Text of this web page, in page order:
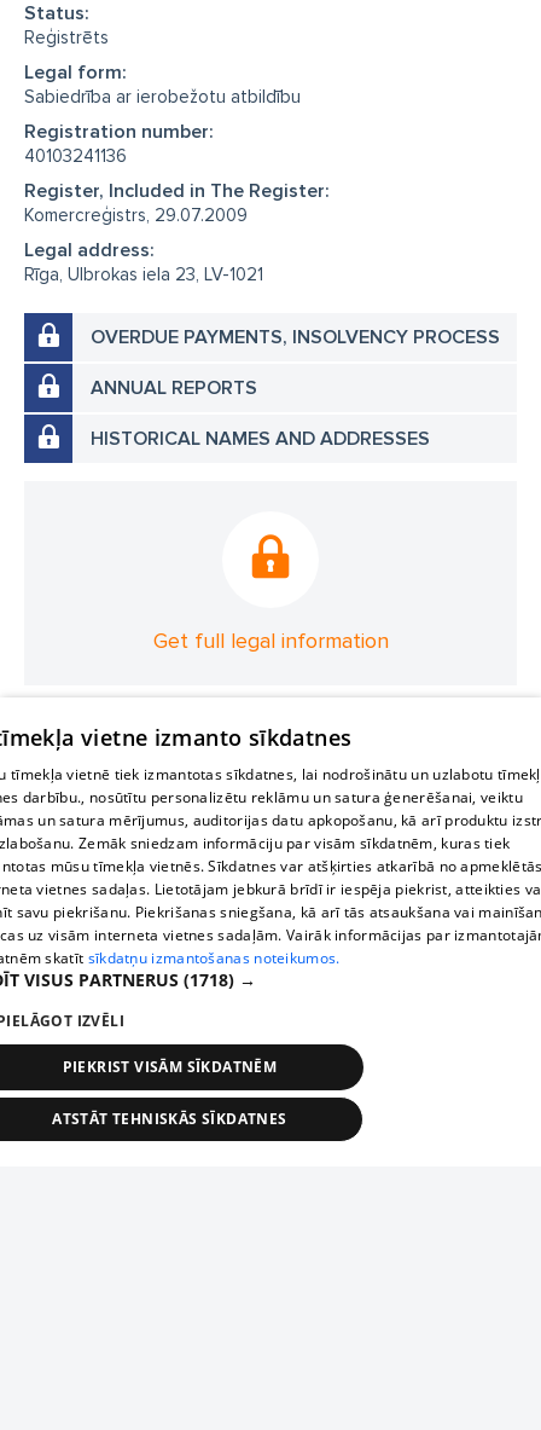
Status:
Reģistrēts
Legal form:
Sabiedrība ar ierobežotu atbildību
Registration number:
40103241136
Register, Included in The Register:
Komercreģistrs, 29.07.2009
Legal address:
Rīga, Ulbrokas iela 23, LV-1021
OVERDUE PAYMENTS, INSOLVENCY PROCESS
ANNUAL REPORTS
HISTORICAL NAMES AND ADDRESSES
Get full legal information
vietne izmanto sīkdatnes
tīmekļa vietnē tiek izmantotas sīkdatnes, lai nodrošinātu un uzlabotu
darbību., nosūtītu personalizētu reklāmu un satura ģenerēšanai, veiktu
un satura mērījumus, auditorijas datu apkopošanu, kā arī produktu
Zemāk sniedzam informāciju par visām sīkdatnēm, kuras tiek
mūsu tīmekļa vietnēs. Sīkdatnes var atšķirties atkarībā no
vietnes sadaļas. Lietotājam jebkurā brīdī ir iespēja piekrist, atteikties
savu piekrišanu. Piekrišanas sniegšana, kā arī tās atsaukšana vai
uz visām interneta vietnes sadaļām. Vairāk informācijas par
skatīt sīkdatņu izmantošanas noteikumos.
VISUS PARTNERUS (1718) →
IZVĒLI
PIEKRIST VISĀM SĪKDATNĒM
ATSTĀT TEHNISKĀS SĪKDATNES